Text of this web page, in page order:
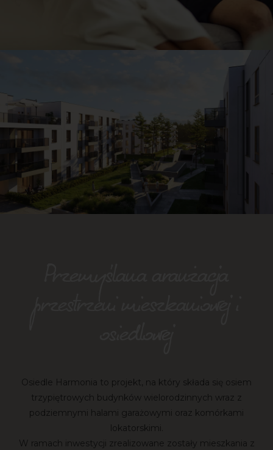
Osiedle Harmonia to projekt, na który składa się osiem
trzypiętrowych budynków wielorodzinnych wraz z
podziemnymi halami garażowymi oraz komórkami
lokatorskimi.
W ramach inwestycji zrealizowane zostały mieszkania z